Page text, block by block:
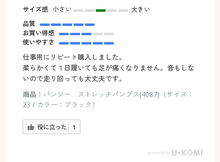
サイズ感 小さい
大きい
品質
お買い得感
使いやすさ
仕事用にリピート購入しました。
柔らかくて１日履いても足が痛くなりません。音もしな
いので走り回っても大丈夫です。
商品： パンジー ストレッチパンプス(4087)（サイズ：
23 / カラー：ブラック）
役に立った 1